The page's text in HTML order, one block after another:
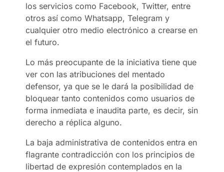
los servicios como Facebook, Twitter, entre
otros así como Whatsapp, Telegram y
cualquier otro medio electrónico a crearse en
el futuro.
Lo más preocupante de la iniciativa tiene que
ver con las atribuciones del mentado
defensor, ya que se le dará la posibilidad de
bloquear tanto contenidos como usuarios de
forma inmediata e inaudita parte, es decir, sin
derecho a réplica alguno.
La baja administrativa de contenidos entra en
flagrante contradicción con los principios de
libertad de expresión contemplados en la